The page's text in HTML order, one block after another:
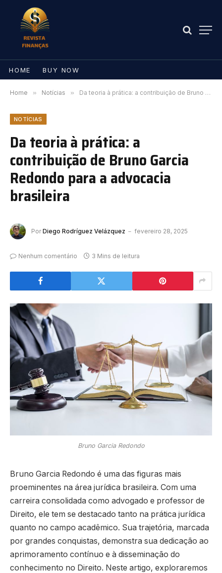
HOME BUY NOW
Home » Notícias » Da teoria à prática: a contribuição de Bruno Garcia Redondo para a advocacia brasileira
NOTÍCIAS
Da teoria à prática: a
contribuição de Bruno Garcia
Redondo para a advocacia
brasileira
Por Diego Rodríguez Velázquez fevereiro 28, 2025
Nenhum comentário 3 Mins de leitura
Bruno Garcia Redondo
Bruno Garcia Redondo é uma das figuras mais
proeminentes na área jurídica brasileira. Com uma
carreira consolidada como advogado e professor de
Direito, ele tem se destacado tanto na prática jurídica
quanto no campo acadêmico. Sua trajetória, marcada
por grandes conquistas, demonstra sua dedicação ao
aprimoramento contínuo e à disseminação do
conhecimento no Direito. Neste artigo, exploraremos